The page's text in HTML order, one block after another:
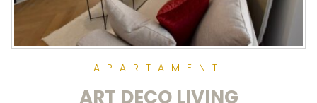
APARTAMENT
ART DECO LIVING